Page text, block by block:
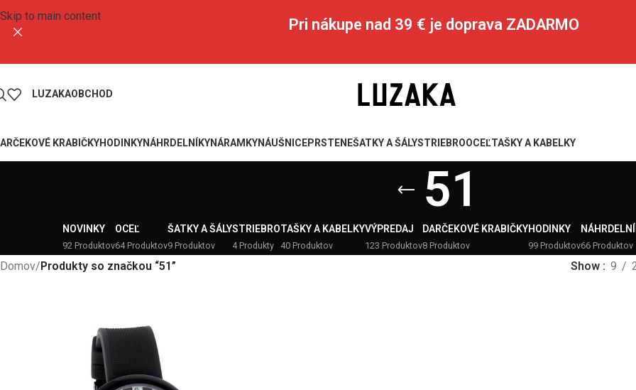
Skip to main content Pri nákupe nad 39 € je doprava ZADARMO
LUZAKAOBCHOD
KRABIČKYHODINKYNÁHRDELNÍKYNÁRAMKYNÁUŠNICEPRSTENEŠATKY A ŠÁLYSTRIEBROOCEĽTAŠKY A KABELKY
51
NOVINKY
92 Produktov
OCEĽ
64 Produktov
ŠATKY A ŠÁLY
9 Produktov
STRIEBRO
4 Produkty
TAŠKY A KABELKY
40 Produktov
VÝPREDAJ
123 Produktov
DARČEKOVÉ KRABIČKY
8 Produktov
HODINKY
99 Produktov66 Produktov
Domov/Produkty so značkou “51” Show 9